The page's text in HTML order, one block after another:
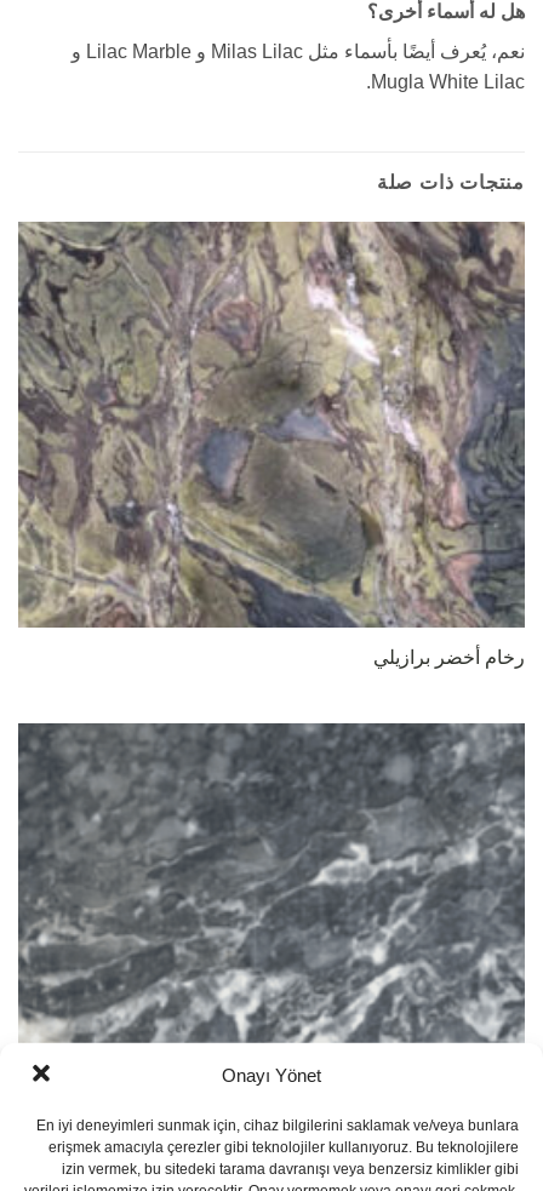
Onayı Yönet
En iyi deneyimleri sunmak için, cihaz bilgilerini saklamak ve/veya bunlara
erişmek amacıyla çerezler gibi teknolojiler kullanıyoruz. Bu teknolojilere
izin vermek, bu sitedeki tarama davranışı veya benzersiz kimlikler gibi
هل له أسماء أخرى؟
نعم، يُعرف أيضًا بأسماء مثل Milas Lilac و Lilac Marble و
Mugla White Lilac.
منتجات ذات صلة
رخام أخضر برازيلي
رخام بارديليو الأسود (Bardiglio Black Afyon)